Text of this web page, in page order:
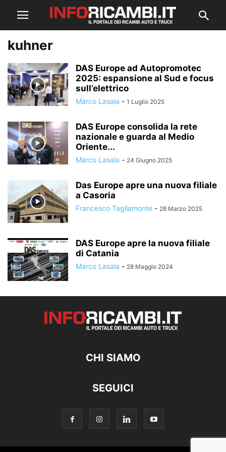
kuhner
DAS Europe ad Autopromotec
2025: espansione al Sud e focus
sull’elettrico
Marco Lasala - 1 Luglio 2025
DAS Europe consolida la rete
nazionale e guarda al Medio
Oriente...
Marco Lasala - 24 Giugno 2025
Das Europe apre una nuova filiale
a Casoria
Francesco Tagliamonte - 28 Marzo 2025
DAS Europe apre la nuova filiale
di Catania
Marco Lasala - 28 Maggio 2024
CHI SIAMO
SEGUICI